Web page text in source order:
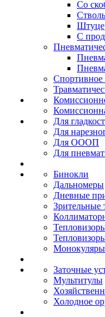
Со
С
Спортивное
Для
Для
Для ОООП
Для
Бинокли
Дальномеры
Дневные
Зрительные
Монокуляры
Заточные
Мультитулы
Холодное